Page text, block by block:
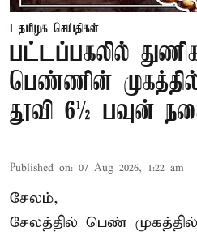
தமிழக செய்திகள்
பட்டப்பகலில்
பெண்ணின்
தூவி 6½ பவுன்
Published on: 07 Aug 2026, 1:22 am
சேலம்,
சேலத்தில் பெண்